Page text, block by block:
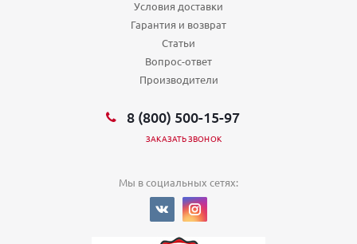
Санкт-Петербург, г. Санкт-Петербург, Петергофское шоссе 55
Санкт-Петербург, г. Сертолово, ул. Тихвинская (Сертолово-2
Санкт-Петербург, Гражданский пр-т, 105, корп.1
Пн-Пт 10:00-20:00, Сб-Вс 10:00-16:00
Условия доставки
Гарантия и возврат
Статьи
Вопрос-ответ
Производители
8 (800) 500-15-97
ЗАКАЗАТЬ ЗВОНОК
Мы в социальных сетях: